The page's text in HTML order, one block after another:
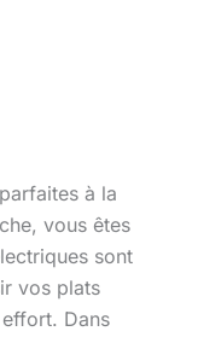
à la
vous êtes
sont
vos plats
Dans